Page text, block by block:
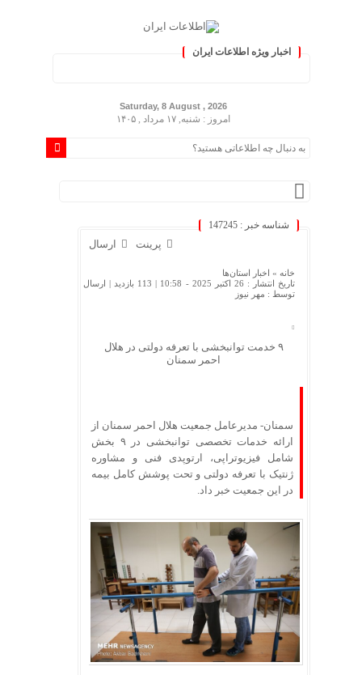
اخبار ویژه اطلاعات ایران
Saturday, 8 August , 2026
امروز : شنبه, ۱۷ مرداد , ۱۴۰۵
شناسه خبر : 147245
ارسال پرینت
خانه » اخبار استان‌ها
تاریخ انتشار : 26 اکتبر 2025 - 10:58 |
113 بازدید
| ارسال
توسط : مهر نیوز
۹ خدمت توانبخشی با تعرفه دولتی در هلال
احمر سمنان
سمنان- مدیرعامل جمعیت هلال احمر سمنان از
ارائه خدمات تخصصی توانبخشی در ۹ بخش
شامل فیزیوتراپی، ارتوپدی فنی و مشاوره
ژنتیک با تعرفه دولتی و تحت پوشش کامل بیمه
در این جمعیت خبر داد.